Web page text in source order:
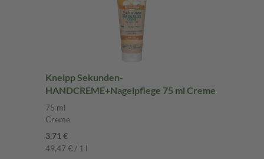
Kneipp Sekunden-
HANDCREME+Nagelpflege 75 ml Creme
75 ml
Creme
3,71 €
49,47 € / 1 l